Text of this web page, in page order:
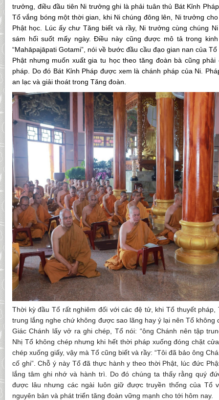
trưởng, điều đầu tiên Ni trưởng ghi là phải tuân thủ Bát Kỉnh
Tổ vắng bóng một thời gian, khi Ni chúng đông lên, Ni trưởng
Phật học. Lúc ấy chư Tăng biết và rầy, Ni trưởng cùng chúng
sám hối suốt mấy ngày. Điều này cũng được mô tả trong
“Mahāpajāpati Gotami”, nói về bước đầu cầu đạo gian nan của
Phật nhưng muốn xuất gia tu học theo tăng đoàn bà cũng
pháp. Do đó Bát Kỉnh Pháp được xem là chánh pháp của Ni.
an lạc và giải thoát trong Tăng đoàn.
Thời kỳ đầu Tổ rất nghiêm đối với các đệ tử, khi Tổ thuyết
trung lắng nghe chứ không được sao lãng hay ỷ lại nên Tổ không
Giác Chánh lấy vở ra ghi chép, Tổ nói: “ông Chánh nên tập
Nhị Tổ không chép nhưng khi hết thời pháp xuống đóng chặt
chép xuống giấy, vậy mà Tổ cũng biết và rầy: “Tôi đã bảo ông
cố ghi”. Chỗ ý này Tổ đã thực hành y theo thời Phật, lúc đức
lắng tâm ghi nhớ và hành trì. Do đó chúng ta thấy rằng quý
được lâu nhưng các ngài luôn giữ được truyền thống của Tổ
nguyên bản và phát triển tăng đoàn vững mạnh cho tới hôm nay.